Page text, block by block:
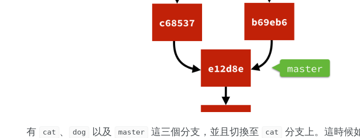
有 cat 、 dog 以及 master 這三個分支，並且切換至 cat 分支上。這時候